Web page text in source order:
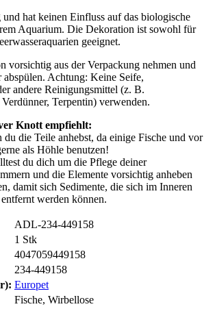
hat keinen Einfluss auf das biologische
Aquarium. Die Dekoration ist sowohl für
geeignet.
vorsichtig aus der Verpackung nehmen und
abspülen. Achtung: Keine Seife,
andere Reinigungsmittel (z. B.
Terpentin) verwenden.
Knott empfiehlt:
die Teile anhebst, da einige Fische und vor
als Höhle benutzen!
du dich um die Pflege deiner
und die Elemente vorsichtig anheben
damit sich Sedimente, die sich im Inneren
werden können.
ADL-234-449158
1 Stk
4047059449158
234-449158
Europet
Fische, Wirbellose